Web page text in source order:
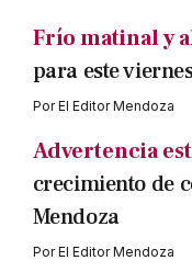
Frío matinal y
para este
PorEl Editor Mendoza
Advertencia
crecimiento de
Mendoza
PorEl Editor Mendoza